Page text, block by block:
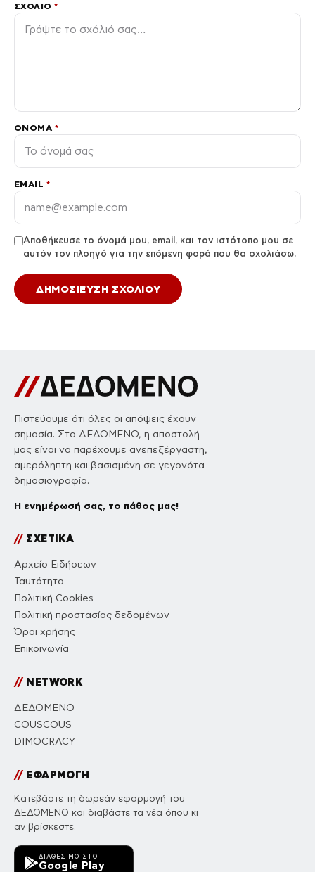
ΣΧΌΛΙΟ*
ΌΝΟΜΑ *
EMAIL *
Αποθήκευσε το όνομά μου, email, και τον ιστότοπο μου σε
αυτόν τον πλοηγό για την επόμενη φορά που θα σχολιάσω.
Πιστεύουμε ότι όλες οι απόψεις έχουν
σημασία. Στο ΔΕΔΟΜΕΝΟ, η αποστολή
μας είναι να παρέχουμε ανεπεξέργαστη,
αμερόληπτη και βασισμένη σε γεγονότα
δημοσιογραφία.
Η ενημέρωσή σας, το πάθος μας!
//ΣΧΕΤΙΚΑ
Αρχείο Ειδήσεων
Ταυτότητα
Πολιτική Cookies
Πολιτική προστασίας δεδομένων
Όροι χρήσης
Επικοινωνία
//NETWORK
ΔΕΔΟΜΕΝΟ
COUSCOUS
DIMOCRACY
//ΕΦΑΡΜΟΓΗ
Κατεβάστε τη δωρεάν εφαρμογή του
ΔΕΔΟΜΕΝΟ και διαβάστε τα νέα όπου κι
αν βρίσκεστε.
ΔΙΑΘΈΣΙΜΟ ΣΤΟ
Google Play